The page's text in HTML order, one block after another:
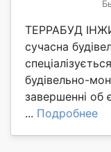
ТЕРРАБУД
сучасна
будівельно-
завершенні об
... Подробнее